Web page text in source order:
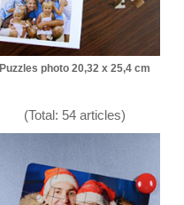
Puzzles photo 20,32 x 25,4 cm
(Total: 54 articles)